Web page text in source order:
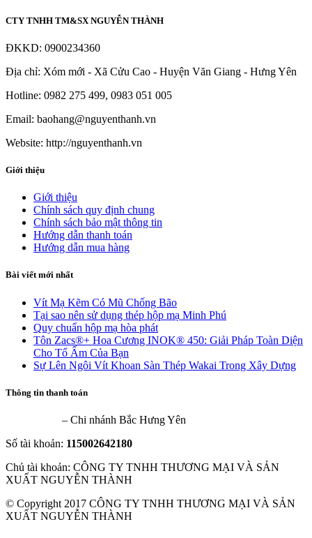
CTY TNHH TM&SX NGUYỄN THÀNH
ĐKKD: 0900234360
Địa chỉ: Xóm mới - Xã Cửu Cao - Huyện Văn Giang - Hưng Yên
Hotline: 0982 275 499, 0983 051 005
Email: baohang@nguyenthanh.vn
Website: http://nguyenthanh.vn
Giới thiệu
Giới thiệu
Chính sách quy định chung
Chính sách bảo mật thông tin
Hướng dẫn thanh toán
Hướng dẫn mua hàng
Bài viết mới nhất
Vít Mạ Kẽm Có Mũ Chống Bão
Tại sao nên sử dụng thép hộp mạ Minh Phú
Quy chuẩn hộp mạ hòa phát
Tôn Zacs®+ Hoa Cương INOK® 450: Giải Pháp Toàn Diện
Cho Tổ Ấm Của Bạn
Sự Lên Ngôi Vít Khoan Sàn Thép Wakai Trong Xây Dựng
Thông tin thanh toán
– Chi nhánh Bắc Hưng Yên
Số tài khoản: 115002642180
Chủ tài khoản: CÔNG TY TNHH THƯƠNG MẠI VÀ SẢN
XUẤT NGUYỄN THÀNH
© Copyright 2017 CÔNG TY TNHH THƯƠNG MẠI VÀ SẢN
XUẤT NGUYỄN THÀNH